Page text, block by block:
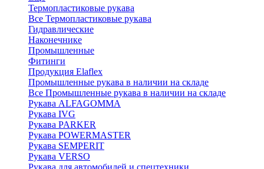
Термопластиковые рукава
Все Термопластиковые рукава
Гидравлические
Наконечнике
Промышленные
Фитинги
Продукция Elaflex
Промышленные рукава в наличии на складе
Все Промышленные рукава в наличии на складе
Рукава ALFAGOMMA
Рукава IVG
Рукава PARKER
Рукава POWERMASTER
Рукава SEMPERIT
Рукава VERSO
Рукава для автомобилей и спецтехники